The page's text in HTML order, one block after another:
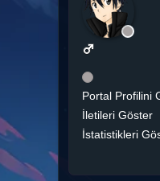
Portal Profilini
İletileri Göster
İstatistikleri